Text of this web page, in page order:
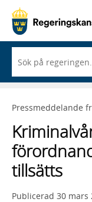
du
börjar
skriva
framträder
lista
med
sökförslag
Pressmeddelande
tillsätts
Publicerad 30 mars